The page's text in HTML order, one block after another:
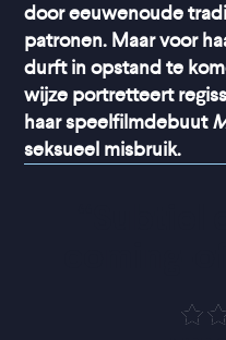
door eeuwenoude
patronen. Maar voor
durft in opstand te
wijze portretteert
haar speelfilmdebuut
seksueel misbruik.